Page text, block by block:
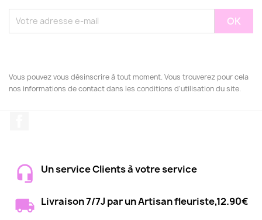
Vous pouvez vous désinscrire à tout moment. Vous trouverez pour cela
nos informations de contact dans les conditions d'utilisation du site.
Un service Clients à votre service
Livraison 7/7J par un Artisan fleuriste,12.90€